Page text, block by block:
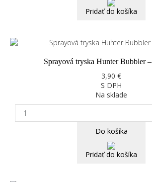
Pridať do košíka
Sprayová tryska Hunter Bubbler
3,90 €
S DPH
Na sklade
Do košíka
Pridať do košíka